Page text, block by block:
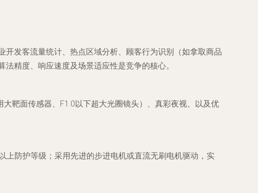
开发客流量统计、热点区域分析、顾客行为识别（如拿取商品
精度、响应速度及场景适应性是竞争的核心。
靶面传感器、F1.0以下超大光圈镜头）、真彩夜视、以及优
防护等级；采用先进的步进电机或直流无刷电机驱动，实